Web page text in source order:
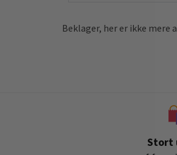
Beklager, her er ikke mere
Stort